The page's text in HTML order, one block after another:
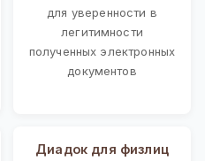
для уверенности в
легитимности
полученных электронных
документов
Диадок для физлиц